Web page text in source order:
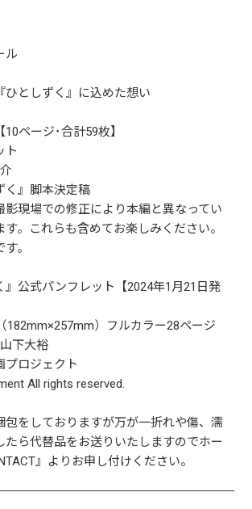
ル
ひとしずく』に込めた想い
10ページ･合計59枚】
ト
く』脚本決定稿
現場での修正により本編と異なってい
。これらも含めてお楽しみください。
。
』公式パンフレット【2024年1月21日発
182mm×257mm）フルカラー28ページ
下大裕
プロジェクト
All rights reserved.
をしておりますが万が一折れや傷、濡
たら代替品をお送りいたしますのでホー
』よりお申し付けください。